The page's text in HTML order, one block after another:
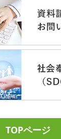
TOPページ